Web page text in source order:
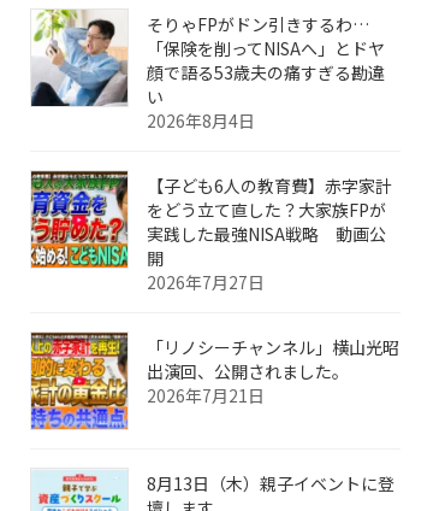
そりゃFPがドン引きするわ…
「保険を削ってNISAへ」とドヤ
顔で語る53歳夫の痛すぎる勘違
い
2026年8月4日
【子ども6人の教育費】赤字家計
をどう立て直した？大家族FPが
実践した最強NISA戦略 動画公
開
2026年7月27日
「リノシーチャンネル」横山光昭
出演回、公開されました。
2026年7月21日
8月13日（木）親子イベントに登